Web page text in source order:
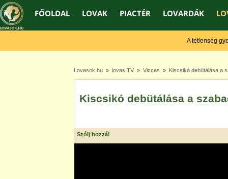
FŐOLDAL LOVAK PIACTÉR LOVARDÁK
A tétlenség
Lovasok.hu» lovas TV» Vicces » Kiscsikó debütálása a
Kiscsikó debütálása a
Szólj hozzá!